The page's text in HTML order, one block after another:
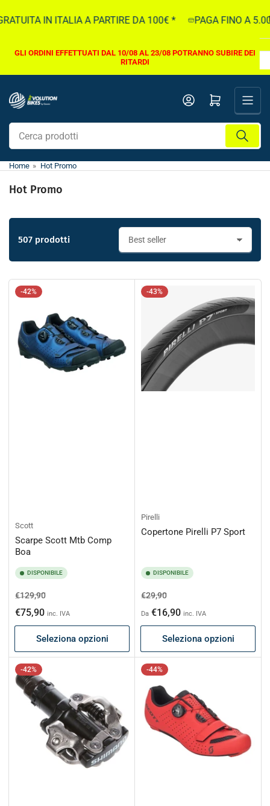
direttamente
contenuti
IN ITALIA A PARTIRE DA 100€ * PAGA FINO A 5.000€
GLI ORDINI EFFETTUATI DAL 10/08 AL 23/08 POTRANNO SUBIRE DEI
RITARDI
Cerca
prodotti
Apri il mini carrello
Home » Hot Promo
Hot Promo
r
i
:
507 prodotti
-42%
Scott
Scarpe Scott Mtb Comp
Boa
DISPONIBILE
Prezzo
di
listino
€129,90Prezzo
scontato
€75,90 inc. IVA
Seleziona opzioni
-43%
Pirelli
Copertone Pirelli P7 Sport
DISPONIBILE
Prezzo
di
listino
€29,90Prezzo
scontato
Da €16,90 inc. IVA
Seleziona opzioni
-42% -44%